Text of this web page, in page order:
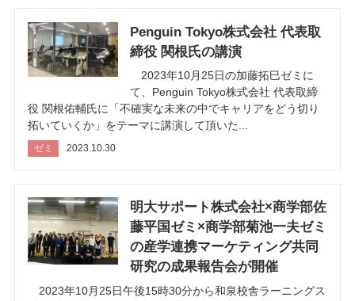
Penguin Tokyo株式会社 代表取
締役 関根氏の講演
2023年10月25日の加藤拓巳ゼミに
て、Penguin Tokyo株式会社 代表取締
役 関根佑輔氏に「不確実な未来の中でキャリアをどう切り
拓いていくか」をテーマに講演して頂いた...
ゼミ 2023.10.30
明大サポート株式会社×商学部佐
藤平国ゼミ×商学部菊池一夫ゼミ
の産学連携マーケティング共同
研究の成果報告会が開催
2023年10月25日午後15時30分から和泉校舎ラーニングス